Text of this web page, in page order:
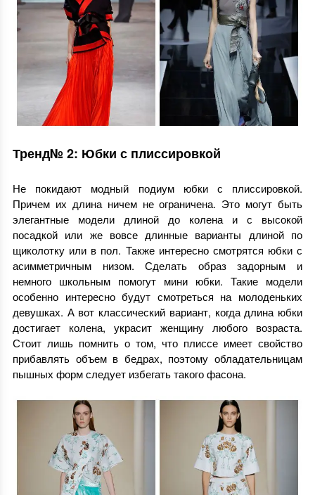
Тренд№ 2: Юбки с плиссировкой
Не покидают модный подиум юбки с плиссировкой.
Причем их длина ничем не ограничена. Это могут быть
элегантные модели длиной до колена и с высокой
посадкой или же вовсе длинные варианты длиной по
щиколотку или в пол. Также интересно смотрятся юбки с
асимметричным низом. Сделать образ задорным и
немного школьным помогут мини юбки. Такие модели
особенно интересно будут смотреться на молоденьких
девушках. А вот классический вариант, когда длина юбки
достигает колена, украсит женщину любого возраста.
Стоит лишь помнить о том, что плиссе имеет свойство
прибавлять объем в бедрах, поэтому обладательницам
пышных форм следует избегать такого фасона.